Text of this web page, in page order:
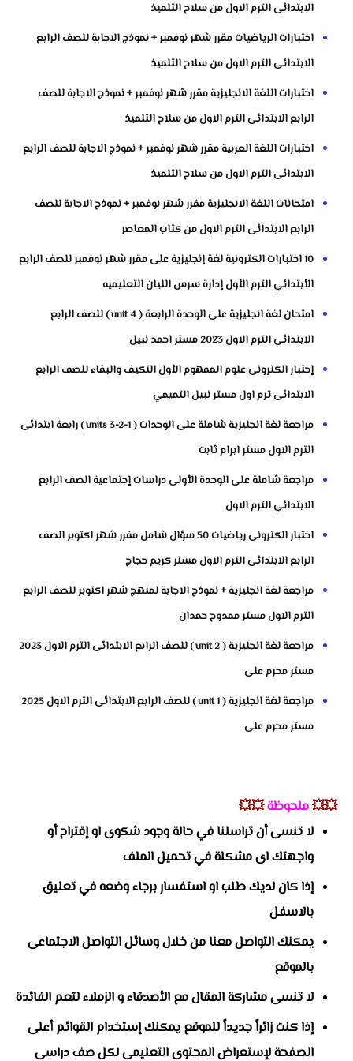
الابتدائى الترم الاول من سلاح التلميذ
اختبارات الرياضيات مقرر شهر نوفمبر + نموذج الاجابة للصف الرابع
الابتدائى الترم الاول من سلاح التلميذ
اختبارات اللغة الانجليزية مقرر شهر نوفمبر + نموذج الاجابة للصف
الرابع الابتدائى الترم الاول من سلاح التلميذ
اختبارات اللغة العربية مقرر شهر نوفمبر + نموذج الاجابة للصف الرابع
الابتدائى الترم الاول من سلاح التلميذ
امتحانات اللغة الانجليزية مقرر شهر نوفمبر + نموذج الاجابة للصف
الرابع الابتدائى الترم الاول من كتاب المعاصر
10 اختبارات الكترونية لغة إنجليزية على مقرر شهر نوفمبر للصف الرابع
الأبتدائي الترم الأول إدارة سرس الليان التعليميه
امتحان لغة انجليزية على الوحدة الرابعة ( unit 4 ) للصف الرابع
الابتدائى الترم الاول 2023 مستر احمد نبيل
إختبار الكترونى علوم المفهوم الأول التكيف والبقاء للصف الرابع
الابتدائى ترم اول مستر نبيل التميمي
مراجعة لغة انجليزية شاملة على الوحدات ( units 3-2-1 ) رابعة ابتدائى
الترم الاول مستر ابرام ثابت
مراجعة شاملة على الوحدة الأولى دراسات إجتماعية الصف الرابع
الابتدائي الترم الاول
اختبار الكترونى رياضيات 50 سؤال شامل مقرر شهر اكتوبر الصف
الرابع الابتدائى الترم الاول مستر كريم حجاج
مراجعة لغة انجليزية + نموذج الاجابة لمنهج شهر اكتوبر للصف الرابع
الترم الاول مستر ممدوح حمدان
مراجعة لغة انجليزية ( unit 2 ) للصف الرابع الابتدائى الترم الاول 2023
مستر محرم على
مراجعة لغة انجليزية ( unit 1 ) للصف الرابع الابتدائى الترم الاول 2023
مستر محرم على
💥💥ملحوظة💥💥
لا تنسى أن تراسلنا في حالة وجود شكوى او إقتراح أو
واجهتك اى مشكلة في تحميل الملف
إذا كان لديك طلب او استفسار برجاء وضعه في تعليق
بالاسفل
يمكنك التواصل معنا من خلال وسائل التواصل الاجتماعى
بالموقع
لا تنسى مشاركة المقال مع الأصدقاء و الزملاء لتعم الفائدة
إذا كنت زائراً جديداً للموقع يمكنك إستخدام القوائم أعلى
الصفحة لإستعراض المحتوى التعليمى لكل صف دراسى